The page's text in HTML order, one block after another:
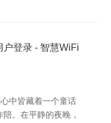
登录 - 智慧WiFi
中皆藏着一个童话
。在平静的夜晚，